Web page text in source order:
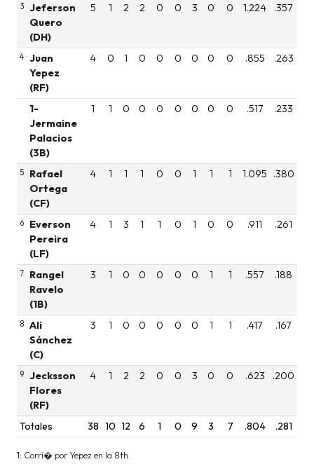
3
Jeferson
Quero
(DH)
5 1 2 2 0 0 3 0 0 1.224 .357
4 Juan
Yepez
(RF)
4 0 1 0 0 0 0 0 0 .855 .263
1-
Jermaine
Palacios
(3B)
1 1 0 0 0 0 0 0 0 .517 .233
5
Rafael
Ortega
(CF)
4 1 1 1 0 0 1 1 1 1.095 .380
6
Everson
Pereira
(LF)
4 1 3 1 1 0 1 0 0 .911 .261
7
Rangel
Ravelo
(1B)
3 1 0 0 0 0 0 1 1 .557 .188
8
Ali
Sánchez
(C)
3 1 0 0 0 0 0 1 1 .417 .167
9
Jecksson
Flores
(RF)
4 1 2 2 0 0 3 0 0 .623 .200
Totales 38 10 12 6 1 0 9 3 7 .804 .281
1: Corri� por Yepez en la 8th.